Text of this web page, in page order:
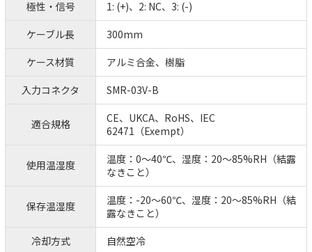
極性・信号
1: (+)、2: NC、3: (-)
ケーブル長
300mm
ケース材質
アルミ合金、樹脂
入力コネクタ
SMR-03V-B
適合規格
CE、UKCA、RoHS、IEC
62471（Exempt）
使用温湿度
温度：0～40℃、湿度：20～85%RH（結露
なきこと）
保存温湿度
温度：-20～60℃、湿度：20～85%RH（結
露なきこと）
冷却方式
自然空冷